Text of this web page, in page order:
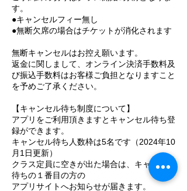
す。
●キャンセルフィー無し
●無断欠席の場合はチケットが消化されます
無断キャンセルはお控え願います。
返金に関しまして、オンライン決済手数料及
び振込手数料はお客様ご負担となりますこと
を予めご了承ください。
【キャンセル待ち制度について】
アプリをご利用頂きますとキャンセル待ち登
録ができます。
キャンセル待ち人数枠は5名です（2024年10
月1日更新）
クラス定員に空きが出た場合は、キャンセル
待ちの１番目の方の
アプリサイトへお知らせが届きます。